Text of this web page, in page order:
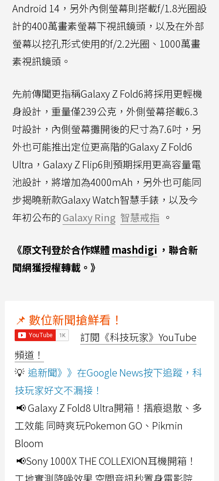
Android 14，另外內側螢幕則搭載f/1.8光圈設
計的400萬畫素螢幕下視訊鏡頭，以及在外部
螢幕以挖孔形式使用的f/2.2光圈、1000萬畫
素視訊鏡頭。
先前傳聞更指稱Galaxy Z Fold6將採用更輕機
身設計，重量僅239公克，外側螢幕搭載6.3
吋設計，內側螢幕攤開後的尺寸為7.6吋，另
外也可能推出定位更高階的Galaxy Z Fold6
Ultra，Galaxy Z Flip6則預期採用更高容量電
池設計，將增加為4000mAh，另外也可能同
步揭曉新款Galaxy Watch智慧手錶，以及今
年初公布的Galaxy Ring 智慧戒指 。
《原文刊登於合作媒體 mashdigi ，聯合新
聞網獲授權轉載。》
📌 數位新聞搶鮮看！
訂閱《科技玩家》YouTube
頻道！
💡 追新聞》》在Google News按下追蹤，科
技玩家好文不漏接！
📢 Galaxy Z Fold8 Ultra開箱！摺痕退散、多
工效能 同時爽玩Pokemon GO、Pikmin
Bloom
📢Sony 1000X THE COLLEXION耳機開箱！
工地實測降噪效果 空間音訊秒置身電影院